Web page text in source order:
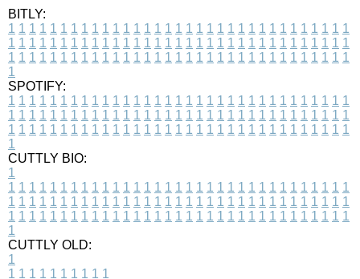
BITLY:
1 1 1 1 1 1 1 1 1 1 1 1 1 1 1 1 1 1 1 1 1 1 1 1 1 1 1 1 1 1 1 1 1
1 1 1 1 1 1 1 1 1 1 1 1 1 1 1 1 1 1 1 1 1 1 1 1 1 1 1 1 1 1 1 1 1
1 1 1 1 1 1 1 1 1 1 1 1 1 1 1 1 1 1 1 1 1 1 1 1 1 1 1 1 1 1 1 1 1
1
SPOTIFY:
1 1 1 1 1 1 1 1 1 1 1 1 1 1 1 1 1 1 1 1 1 1 1 1 1 1 1 1 1 1 1 1 1
1 1 1 1 1 1 1 1 1 1 1 1 1 1 1 1 1 1 1 1 1 1 1 1 1 1 1 1 1 1 1 1 1
1 1 1 1 1 1 1 1 1 1 1 1 1 1 1 1 1 1 1 1 1 1 1 1 1 1 1 1 1 1 1 1 1
1
CUTTLY BIO:
1
1 1 1 1 1 1 1 1 1 1 1 1 1 1 1 1 1 1 1 1 1 1 1 1 1 1 1 1 1 1 1 1 1
1 1 1 1 1 1 1 1 1 1 1 1 1 1 1 1 1 1 1 1 1 1 1 1 1 1 1 1 1 1 1 1 1
1 1 1 1 1 1 1 1 1 1 1 1 1 1 1 1 1 1 1 1 1 1 1 1 1 1 1 1 1 1 1 1 1
1
CUTTLY OLD:
1
1 1 1 1 1 1 1 1 1 1